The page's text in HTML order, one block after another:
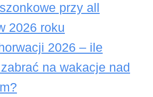
przy all
2026 roku
2026 – ile
na wakacje nad